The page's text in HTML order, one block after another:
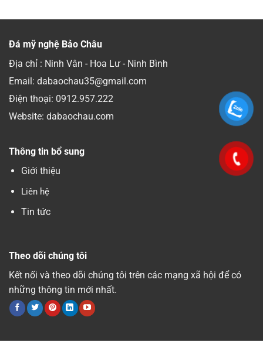
Đá mỹ nghệ Bảo Châu
Địa chỉ : Ninh Vân - Hoa Lư - Ninh Bình
Email: dabaochau35@gmail.com
Điện thoại: 0912.957.222
Website: dabaochau.com
Thông tin bổ sung
Giới thiệu
Liên hệ
Tin tức
Theo dõi chúng tôi
Kết nối và theo dõi chúng tôi trên các mạng xã hội để có
những thông tin mới nhất.